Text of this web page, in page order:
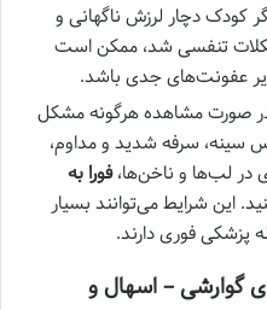
کودک دچار لرزش ناگهانی و
تنفسی شد، ممکن است
عفونت‌های جدی باشد.
صورت مشاهده هرگونه مشکل
سرفه شدید و مداوم،
در لب‌ها و ناخن‌ها،فورا به
این شرایط می‌توانند بسیار
پزشکی فوری دارند.
گوارشی – اسهال و